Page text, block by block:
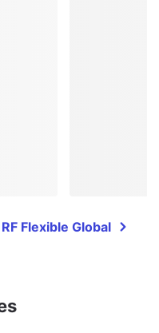
Flexible Global